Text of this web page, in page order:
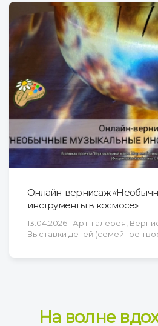
Онлайн-вернисаж
инструменты в космосе»
13.04.2026 | Арт-галерея,
Выставки детей (семейное
На волне